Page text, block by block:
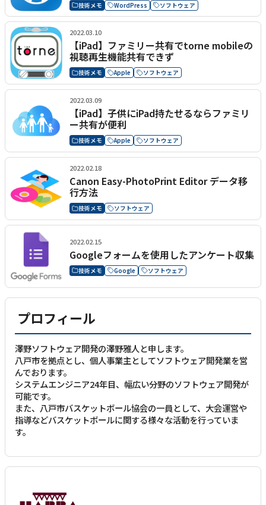
技術メモ WordPress ソフトウェア
2022.03.10
【iPad】ファミリー共有でtorne mobileの
視聴再生機能共有できず
技術メモ Apple ソフトウェア
2022.03.09
【iPad】子供にiPad持たせるならファミリ
ー共有が便利
技術メモ Apple ソフトウェア
2022.02.18
Canon Easy-PhotoPrint Editor データ移
行方法
技術メモ ソフトウェア
2022.02.15
Googleフォームを使用したアンケート収集
技術メモ Google ソフトウェア
プロフィール
澤野ソフトウェア開発の澤野雅人と申します。
八戸市を拠点とし、個人事業主としてソフトウェア開発業を営
んでおります。
システムエンジニア24年目、幅広い分野のソフトウェア開発が
可能です。
また、八戸市バスケットボール協会の一員として、大会運営や
指導などバスケットボールに関する様々な活動を行っていま
す。